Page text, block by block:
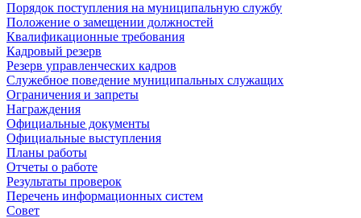
Порядок поступления на муниципальную службу
Положение о замещении должностей
Квалификационные требования
Кадровый резерв
Резерв управленческих кадров
Служебное поведение муниципальных служащих
Ограничения и запреты
Награждения
Официальные документы
Официальные выступления
Планы работы
Отчеты о работе
Результаты проверок
Перечень информационных систем
Совет